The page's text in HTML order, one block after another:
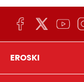
EROSKI